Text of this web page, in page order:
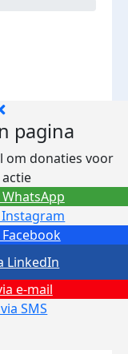
pagina
om donaties voor
Instagram
e-mail
SMS
LinkedIn